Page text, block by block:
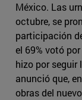
México. Las
octubre, se
participación
el 69% votó
hizo por seguir
anunció que,
obras del